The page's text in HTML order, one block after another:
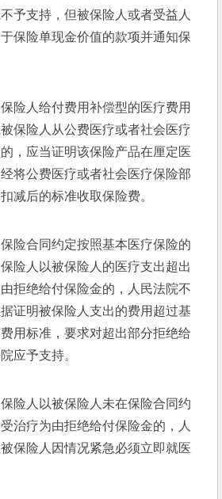
予支持，但被保险人或者受益人
保险单现金价值的款项并通知保
人给付费用补偿型的医疗费用
保险人从公费医疗或者社会医疗
，应当证明该保险产品在厘定医
将公费医疗或者社会医疗保险部
减后的标准收取保险费。
合同约定按照基本医疗保险的
险人以被保险人的医疗支出超出
拒绝给付保险金的，人民法院不
证明被保险人支出的费用超过基
用标准，要求对超出部分拒绝给
应予支持。
人以被保险人未在保险合同约
治疗为由拒绝给付保险金的，人
保险人因情况紧急必须立即就医